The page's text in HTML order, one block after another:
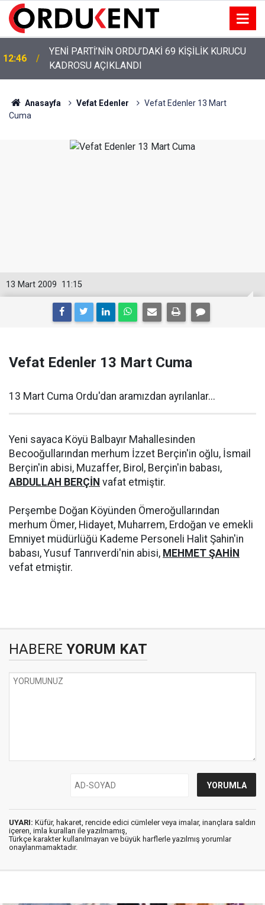
12:46
YENİ PARTİ’NİN ORDU’DAKİ 69 KİŞİLİK KURUCU
KADROSU AÇIKLANDI
Anasayfa Vefat Edenler
Vefat Edenler 13 Mart
Cuma
11:15
13 Mart 2009
Vefat Edenler 13 Mart Cuma
13 Mart Cuma Ordu'dan aramızdan ayrılanlar...
Yeni sayaca Köyü Balbayır Mahallesinden
Becooğullarından merhum İzzet Berçin'in oğlu, İsmail
Berçin'in abisi, Muzaffer, Birol, Berçin'in babası,
ABDULLAH BERÇİN vafat etmiştir.
Perşembe Doğan Köyünden Ömeroğullarından
merhum Ömer, Hidayet, Muharrem, Erdoğan ve emekli
Emniyet müdürlüğü Kademe Personeli Halit Şahin'in
babası, Yusuf Tanrıverdi'nin abisi, MEHMET ŞAHİN
vefat etmiştir.
HABERE YORUM KAT
UYARI: Küfür, hakaret, rencide edici cümleler veya imalar, inançlara saldırı
içeren, imla kuralları ile yazılmamış,
Türkçe karakter kullanılmayan ve büyük harflerle yazılmış yorumlar
onaylanmamaktadır.